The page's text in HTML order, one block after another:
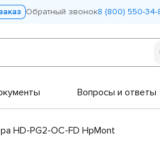
Обратный звонок8 (800) 550-34-
Вопросы и ответы
HD-PG2-OC-FD HpMont